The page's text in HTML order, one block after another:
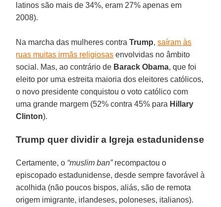
latinos são mais de 34%, eram 27% apenas em
2008).
Na marcha das mulheres contraTrump,saíram às
ruas muitas irmãs religiosas envolvidas no âmbito
social. Mas, ao contrário de Barack Obama, que foi
eleito por uma estreita maioria dos eleitores católicos,
o novo presidente conquistou o voto católico com
uma grande margem (52% contra 45% para Hillary
Clinton).
Trump quer dividir a Igreja estadunidense
Certamente, o “muslim ban”recompactou o
episcopado estadunidense, desde sempre favorável à
acolhida (não poucos bispos, aliás, são de remota
origem imigrante, irlandeses, poloneses, italianos).